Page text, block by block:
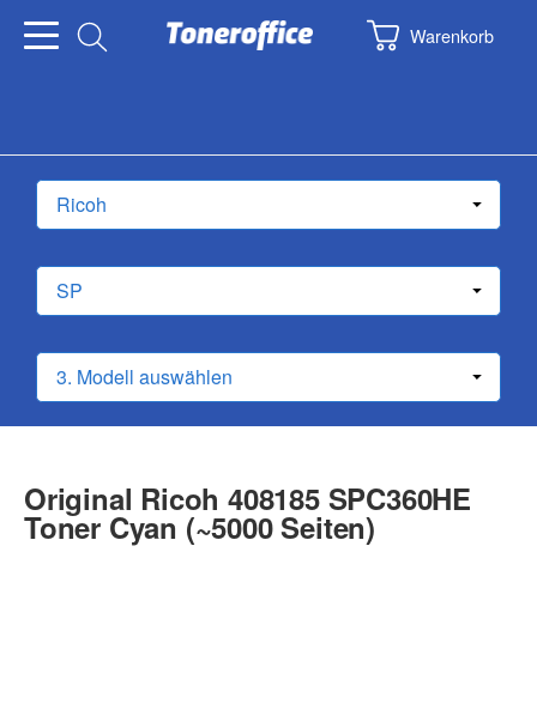
Warenkorb
Original Ricoh 408185 SPC360HE
Toner Cyan (~5000 Seiten)